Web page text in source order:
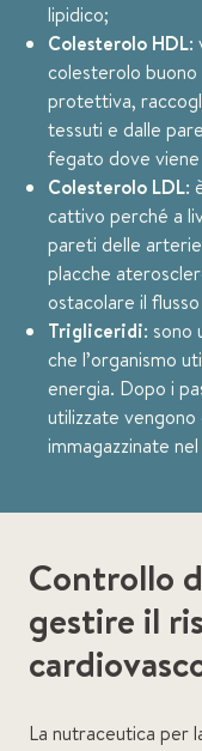
lipidico;
Colesterolo HDL:
colesterolo
protettiva,
tessuti e dalle
fegato dove
Colesterolo LDL:
cattivo perché a
pareti delle
placche
ostacolare il
Trigliceridi: sono
che l’organismo
energia. Dopo i
utilizzate
immagazzinate
Controllo
gestire il
La nutraceutica per